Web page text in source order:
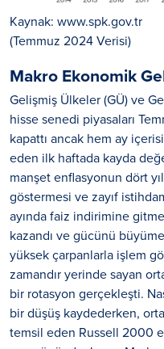
Kaynak: www.spk.gov.tr
(Temmuz 2024 Verisi)
Makro Ekonomik
Gelişmiş Ülkeler (GÜ) ve
hisse senedi piyasaları
kapattı ancak hem ay
eden ilk haftada kayda
manşet enflasyonun dört
göstermesi ve zayıf
ayında faiz indirimine
kazandı ve gücünü
yüksek çarpanlarla işlem
zamandır yerinde sayan
bir rotasyon gerçekleşti.
bir düşüş kaydederken,
temsil eden Russell 2000